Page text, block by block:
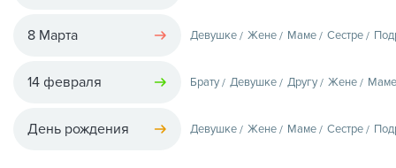
8 Марта Девушке Жене Маме Сестре
14 февраля Брату Девушке Другу Жене Маме
День рождения Девушке Жене Маме Сестре